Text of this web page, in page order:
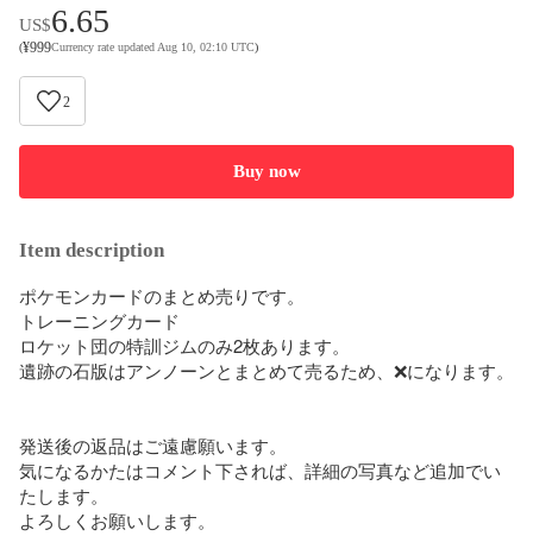
US$6.65
(¥999Currency rate updated Aug 10, 02:10 UTC)
2
Buy now
Item description
ポケモンカードのまとめ売りです。
トレーニングカード
ロケット団の特訓ジムのみ2枚あります。
遺跡の石版はアンノーンとまとめて売るため、❌になります。
発送後の返品はご遠慮願います。
気になるかたはコメント下されば、詳細の写真など追加でい
たします。
よろしくお願いします。